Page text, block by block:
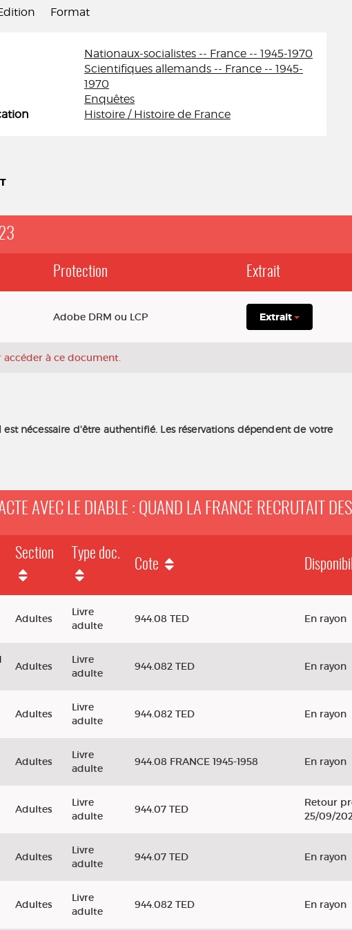
Format
Nationaux-socialistes -- France -- 1945-1970
Scientifiques allemands -- France -- 1945-
1970
Enquêtes
Histoire / Histoire de France
Protection Extrait
Adobe DRM ou LCP Extrait
à ce document.
nécessaire d'être authentifié. Les réservations dépendent de votre
AVEC LE DIABLE : QUAND LA FRANCE RECRUTAIT
le diable : quand la France recrutait des scientifiques nazis
Section Type doc.
Cote
Adultes
Livre
adulte
944.08 TED En rayon
Adultes
Livre
adulte
944.082 TED En rayon
Adultes
Livre
adulte
944.082 TED En rayon
Adultes
Livre
adulte
944.08 FRANCE 1945-1958 En rayon
Adultes
Livre
adulte
944.07 TED
Retour
25/09/
Adultes
Livre
adulte
944.07 TED En rayon
Adultes
Livre
adulte
944.082 TED En rayon